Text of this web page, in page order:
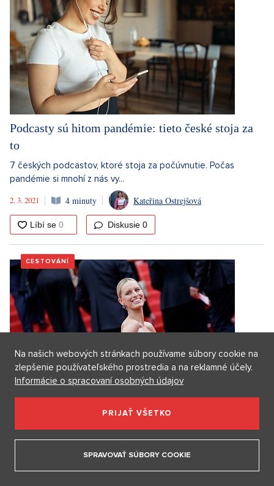
Podcasty sú hitom pandémie: tieto české stoja za
to
7 českých podcastov, ktoré stoja za počúvnutie. Počas
pandémie si mnohí z nás vy...
2. 3. 2021
4 minuty Kateřina Ostrejšová
Diskusie 0
CESTOVÁNÍ
narodeniny: od problémov s váhou v modelingu jej
Na našich webových stránkach používame súbory cookie na
zlepšenie používateľského prostredia a na reklamné účely.
Informácie o spracovaní osobných údajov
PRIJAŤ VŠETKO
SPRAVOVAŤ SÚBORY COOKIE